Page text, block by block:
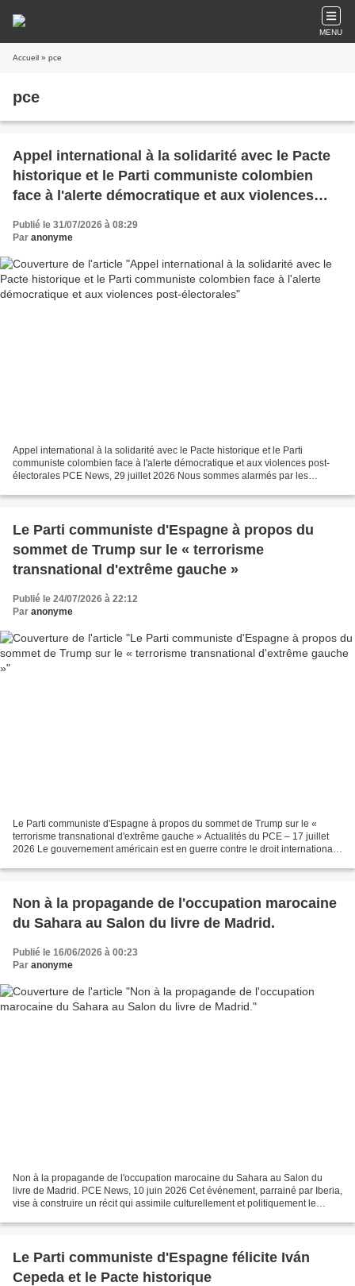
MENU
Accueil » pce
pce
Appel international à la solidarité avec le Pacte
historique et le Parti communiste colombien
face à l'alerte démocratique et aux violences
post-électorales
Publié le 31/07/2026 à 08:29
Par anonyme
Appel international à la solidarité avec le Pacte historique et le Parti
communiste colombien face à l'alerte démocratique et aux violences post-
électorales PCE News, 29 juillet 2026 Nous sommes alarmés par les
Le Parti communiste d'Espagne à propos du
sommet de Trump sur le « terrorisme
transnational d'extrême gauche »
Publié le 24/07/2026 à 22:12
Par anonyme
Le Parti communiste d'Espagne à propos du sommet de Trump sur le «
terrorisme transnational d'extrême gauche » Actualités du PCE – 17 juillet
2026 Le gouvernement américain est en guerre contre le droit international
Non à la propagande de l'occupation marocaine
du Sahara au Salon du livre de Madrid.
Publié le 16/06/2026 à 00:23
Par anonyme
Non à la propagande de l'occupation marocaine du Sahara au Salon du
livre de Madrid. PCE News, 10 juin 2026 Cet événement, parrainé par Iberia,
vise à construire un récit qui assimile culturellement et politiquement le
Le Parti communiste d'Espagne félicite Iván
Cepeda et le Pacte historique